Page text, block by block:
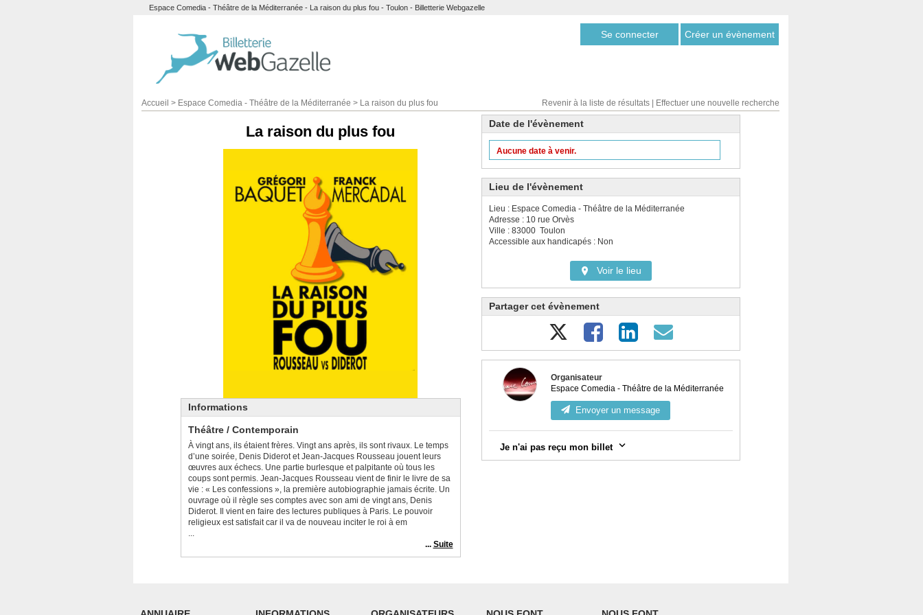
Espace Comedia - Théâtre de la Méditerranée - La raison du plus fou - Toulon - Billetterie Webgazelle
Se connecter Créer un évènement
Accueil > Espace Comedia - Théâtre de la Méditerranée > La raison du plus fou Revenir à la liste de résultats Effectuer une nouvelle recherche
La raison du plus fou
Informations
Théâtre / Contemporain
À vingt ans, ils étaient frères. Vingt ans après, ils sont rivaux. Le temps
d’une soirée, Denis Diderot et Jean-Jacques Rousseau jouent leurs
œuvres aux échecs. Une partie burlesque et palpitante où tous les
coups sont permis. Jean-Jacques Rousseau vient de finir le livre de sa
vie : « Les confessions », la première autobiographie jamais écrite. Un
ouvrage où il règle ses comptes avec son ami de vingt ans, Denis
Diderot. Il vient en faire des lectures publiques à Paris. Le pouvoir
religieux est satisfait car il va de nouveau inciter le roi à em
...
... Suite
Date de l'évènement
Aucune date à venir.
Lieu de l'évènement
Lieu : Espace Comedia - Théâtre de la Méditerranée
Adresse : 10 rue Orvès
Ville : 83000 Toulon
Accessible aux handicapés : Non
Voir le lieu
Partager cet évènement
Organisateur
Espace Comedia - Théâtre de la Méditerranée
Envoyer un message
Je n'ai pas reçu mon billet